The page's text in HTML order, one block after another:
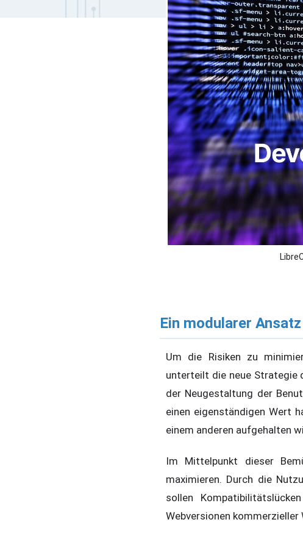
Ein modularer
Um die Risiken zu
unterteilt die neue Strategie
der Neugestaltung der
einen eigenständigen Wert
einem anderen aufgehalten
Im Mittelpunkt dieser
maximieren. Durch die
sollen
Webversionen